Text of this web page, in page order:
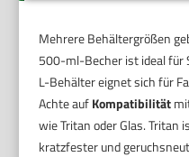
Mehrere Behältergrößen
500-ml-Becher ist ideal für
L-Behälter eignet sich für
Achte aufKompatibilität
wie Tritan oder Glas. Tritan
kratzfester und